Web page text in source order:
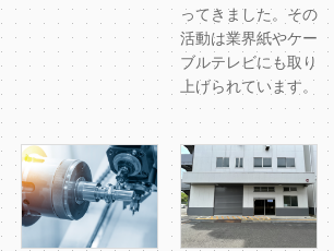
ってきました。その
活動は業界紙やケー
ブルテレビにも取り
上げられています。